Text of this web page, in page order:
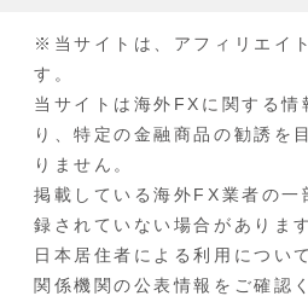
※当サイトは、アフィリエイ
す。
当サイトは海外FXに関する情
り、特定の金融商品の勧誘を
りません。
掲載している海外FX業者の一
録されていない場合があります
日本居住者による利用につい
関係機関の公表情報をご確認